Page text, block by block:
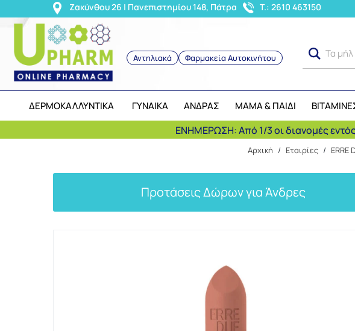
Ζακύνθου 26 | Πανεπιστημίου 148, Πάτρα T.: 2610 463150
Αντηλιακά Φαρμακεία Αυτοκινήτου Τα
ΔΕΡΜΟΚΑΛΛΥΝΤΙΚΑ ΓΥΝΑΙΚΑ ΑΝΔΡΑΣ ΜΑΜΑ & ΠΑΙΔΙ
ΕΝΗΜΕΡΩΣΗ: Από 1/3 οι διανομές
Αρχική / Εταιρίες / ERRE
Προτάσεις Δώρων για Άνδρες